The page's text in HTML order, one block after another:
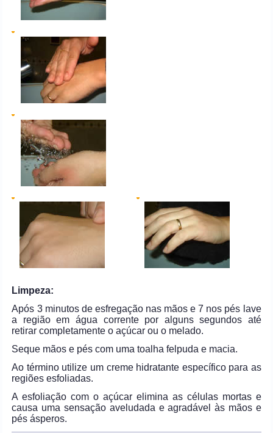
Limpeza:
Após 3 minutos de esfregação nas mãos e 7 nos pés lave
a região em água corrente por alguns segundos até
retirar completamente o açúcar ou o melado.
Seque mãos e pés com uma toalha felpuda e macia.
Ao término utilize um creme hidratante específico para as
regiões esfoliadas.
A esfoliação com o açúcar elimina as células mortas e
causa uma sensação aveludada e agradável às mãos e
pés ásperos.